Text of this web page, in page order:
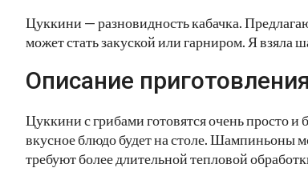
Цуккини — разновидность кабачка.
может стать закуской или гарниром. Я
Описание
Цуккини с грибами готовятся очень просто
вкусное блюдо будет на столе. Шампиньоны
требуют более длительной тепловой